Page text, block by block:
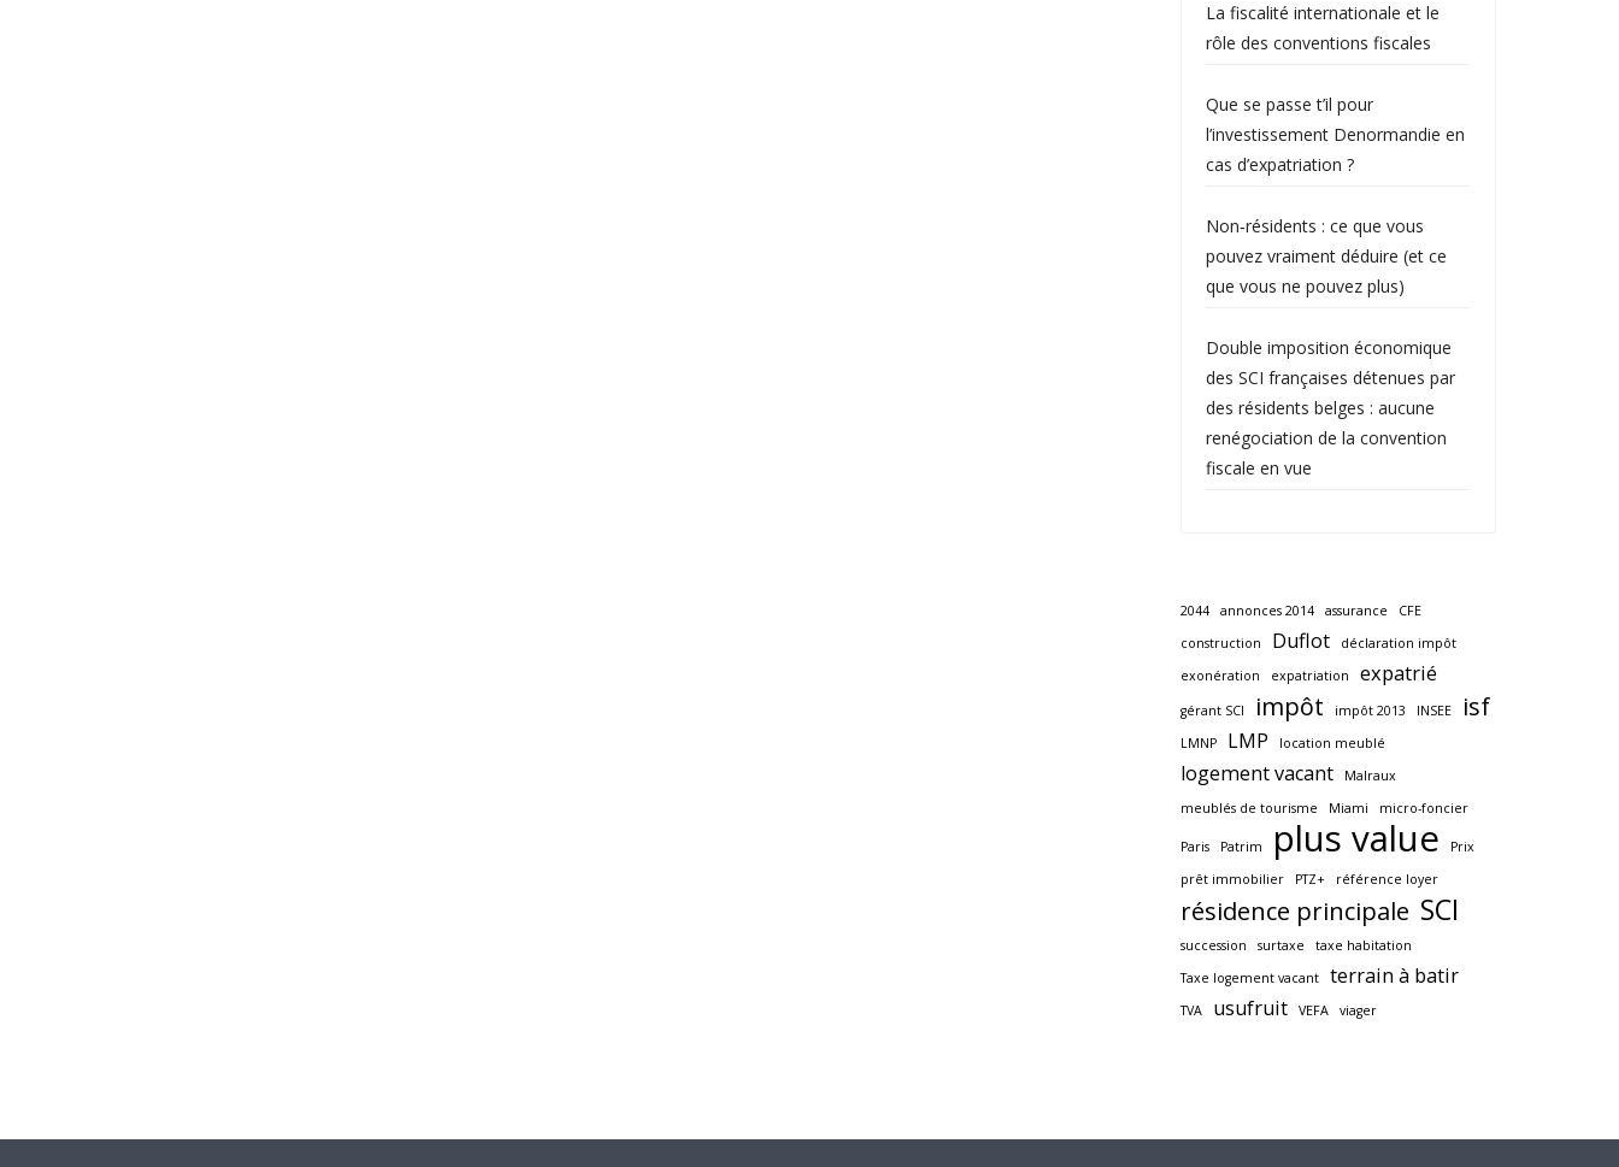
La fiscalité internationale et le
rôle des conventions fiscales
Que se passe t’il pour
l’investissement Denormandie en
cas d’expatriation ?
Non‑résidents : ce que vous
pouvez vraiment déduire (et ce
que vous ne pouvez plus)
Double imposition économique
des SCI françaises détenues par
des résidents belges : aucune
renégociation de la convention
fiscale en vue
2044 annonces 2014 assurance
CFE
construction
Duflot
déclaration impôt
exonération
expatriation expatrié
gérant SCI impôt impôt 2013 INSEE isf
LMNP LMP location meublé
logement vacant
Malraux
meublés de tourisme
Miami micro-foncier
Paris Patrim plus value
Prix
prêt immobilier
PTZ+ référence loyer
résidence principale SCI
succession surtaxe
taxe habitation
Taxe logement vacant
terrain à batir
TVA usufruit VEFA viager